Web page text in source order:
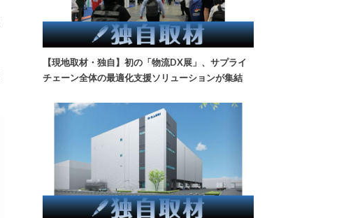
【現地取材・独自】初の「物流DX展」、サプライ
チェーン全体の最適化支援ソリューションが集結